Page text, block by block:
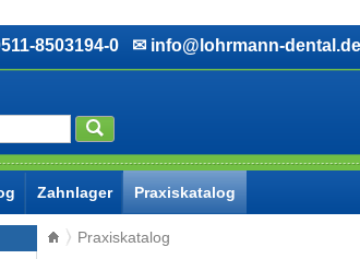
8503194-0 ✉ info@lohrmann-dental.de
Zahnlager Praxiskatalog
Praxiskatalog